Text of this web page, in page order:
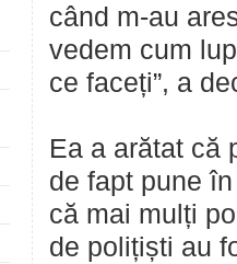
când m-au
vedem cum
ce faceți”, a
Ea a arătat că
de fapt pune
că mai mulți
de polițiști au